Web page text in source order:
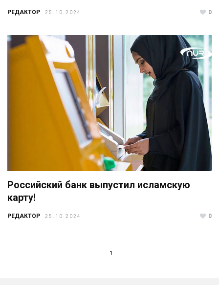
РЕДАКТОР 25.10.2024 0
Российский банк выпустил исламскую
карту!
РЕДАКТОР 25.10.2024 0
1